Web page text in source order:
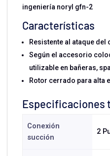
ingeniería noryl gfn-2
Características
Resistente al ataque
Según el accesorio
utilizable en bañeras,
Rotor cerrado para alta
Especificaciones
Conexión
succión
2